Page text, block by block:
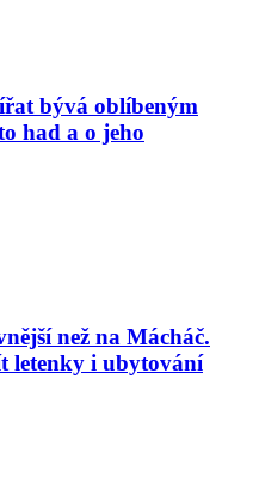
bývá oblíbeným
had a o jeho
než na Mácháč.
letenky i ubytování